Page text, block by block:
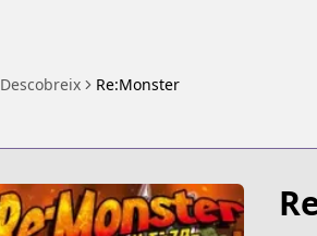
Descobreix Re:Monster